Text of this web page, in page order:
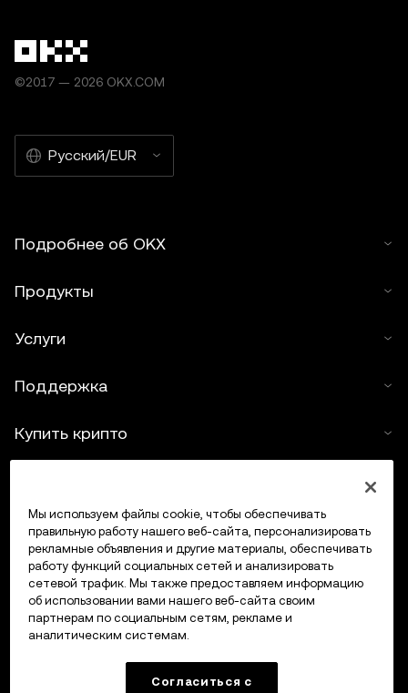
©2017 — 2026 OKX.COM
Русский/EUR
Подробнее об OKX
Продукты
Услуги
Поддержка
Купить крипто
Трейдинг
Мы используем файлы cookie, чтобы обеспечивать
правильную работу нашего веб-сайта, персонализировать
рекламные объявления и другие материалы, обеспечивать
работу функций социальных сетей и анализировать
сетевой трафик. Мы также предоставляем информацию
об использовании вами нашего веб-сайта своим
партнерам по социальным сетям, рекламе и
аналитическим системам.
Согласиться с